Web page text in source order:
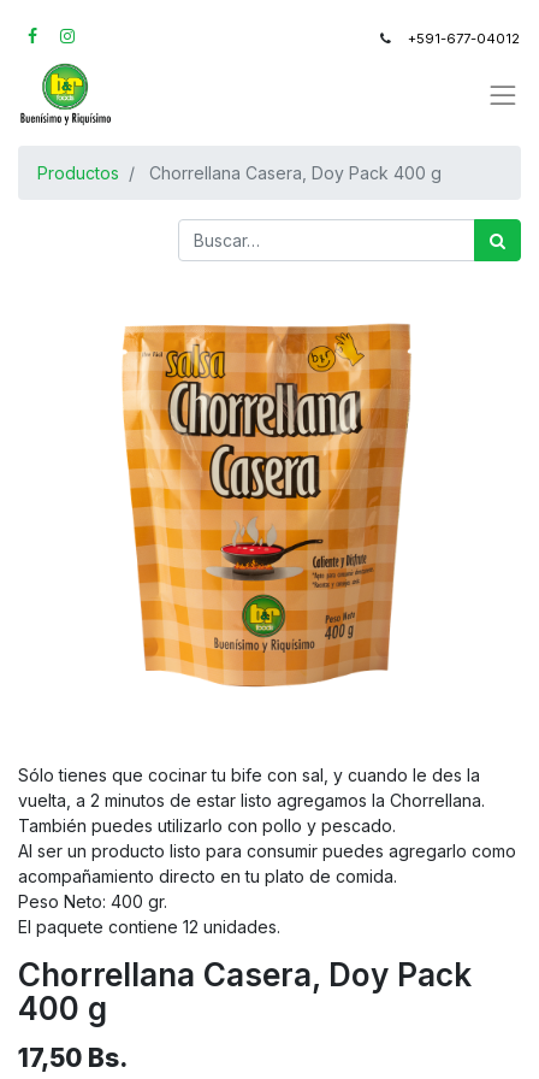
+591-677-04012
Productos Chorrellana Casera, Doy Pack 400 g
Sólo tienes que cocinar tu bife con sal, y cuando le des la
vuelta, a 2 minutos de estar listo agregamos la Chorrellana.
También puedes utilizarlo con pollo y pescado.
Al ser un producto listo para consumir puedes agregarlo como
acompañamiento directo en tu plato de comida.
Peso Neto: 400 gr.
El paquete contiene 12 unidades.
Chorrellana Casera, Doy Pack
400 g
17,50 Bs.